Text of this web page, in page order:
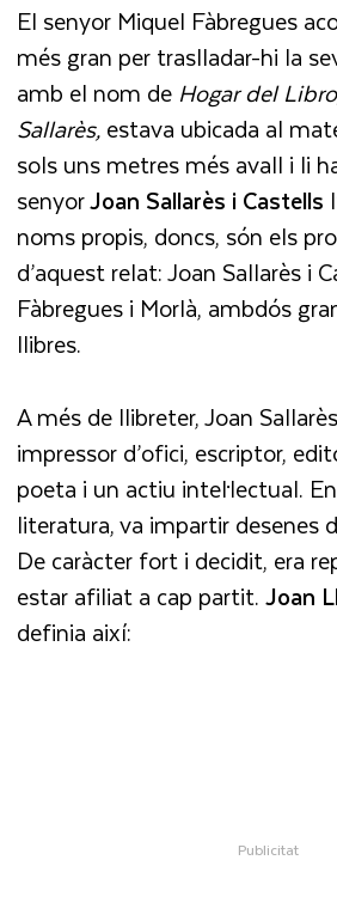
El senyor Miquel Fàbregues
més gran per traslladar-hi la
amb el nom de Hogar del
Sallarès,estava ubicada al
sols uns metres més avall i li
senyorJoan Sallarès i Castells
noms propis, doncs, són els
d’aquest relat: Joan Sallarès i
Fàbregues i Morlà, ambdós
llibres.
A més de llibreter, Joan
impressor d’ofici, escriptor,
poeta i un actiu intel·lectual.
literatura, va impartir desenes
De caràcter fort i decidit, era
estar afiliat a cap partit.Joan
definia així: